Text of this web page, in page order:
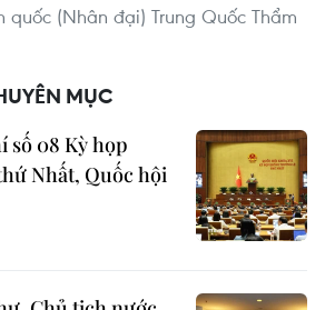
quốc (Nhân đại) Trung Quốc Thẩm
MỤC
số 08 Kỳ họp
Nhất, Quốc hội